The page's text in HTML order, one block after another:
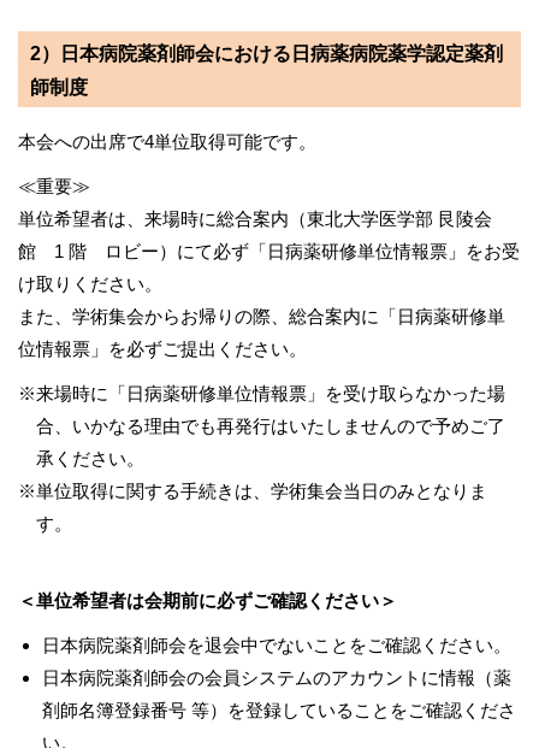
2）日本病院薬剤師会における日病薬病院薬学認定薬剤
師制度
本会への出席で4単位取得可能です。
≪重要≫
単位希望者は、来場時に総合案内（東北大学医学部 艮陵会
館 1 階 ロビー）にて必ず「日病薬研修単位情報票」をお受
け取りください。
また、学術集会からお帰りの際、総合案内に「日病薬研修単
位情報票」を必ずご提出ください。
※来場時に「日病薬研修単位情報票」を受け取らなかった場
合、いかなる理由でも再発行はいたしませんので予めご了
承ください。
※単位取得に関する手続きは、学術集会当日のみとなりま
す。
＜単位希望者は会期前に必ずご確認ください＞
日本病院薬剤師会を退会中でないことをご確認ください。
日本病院薬剤師会の会員システムのアカウントに情報（薬
剤師名簿登録番号 等）を登録していることをご確認くださ
い。